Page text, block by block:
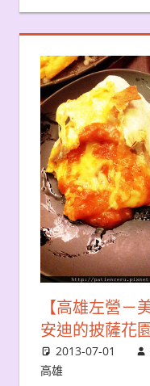
【高雄左營－
安迪的披薩花
2013-07-01
高雄